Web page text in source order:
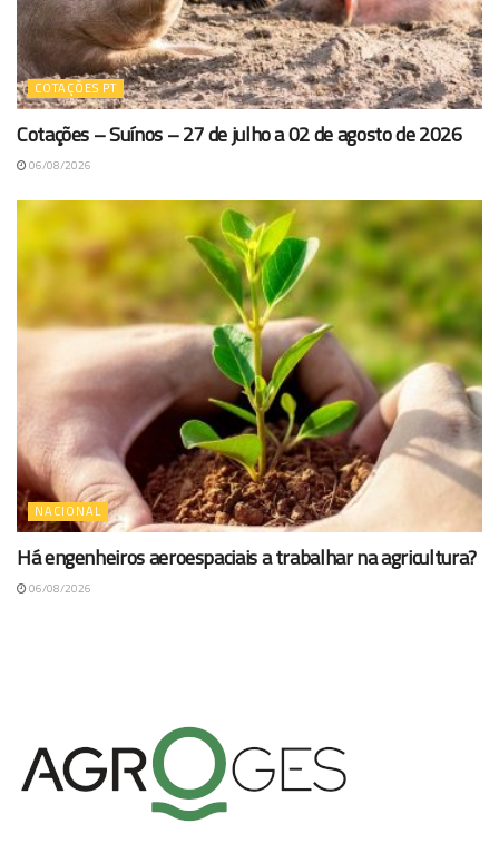
COTAÇÕES PT
Cotações – Suínos – 27 de julho a 02 de agosto de 2026
06/08/2026
NACIONAL
Há engenheiros aeroespaciais a trabalhar na agricultura?
06/08/2026